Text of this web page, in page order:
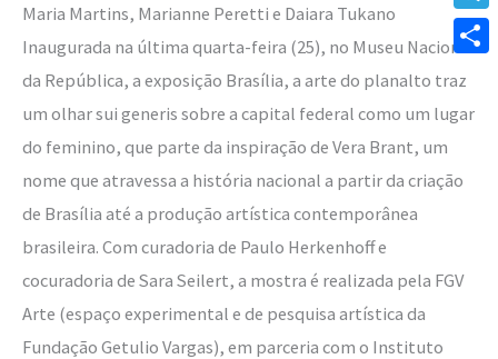
Maria Martins, Marianne Peretti e Daiara Tukano
Inaugurada na última quarta-feira (25), no Museu Nacional
da República, a exposição Brasília, a arte do planalto traz
um olhar sui generis sobre a capital federal como um lugar
do feminino, que parte da inspiração de Vera Brant, um
nome que atravessa a história nacional a partir da criação
de Brasília até a produção artística contemporânea
brasileira. Com curadoria de Paulo Herkenhoff e
cocuradoria de Sara Seilert, a mostra é realizada pela FGV
Arte (espaço experimental e de pesquisa artística da
Fundação Getulio Vargas), em parceria com o Instituto